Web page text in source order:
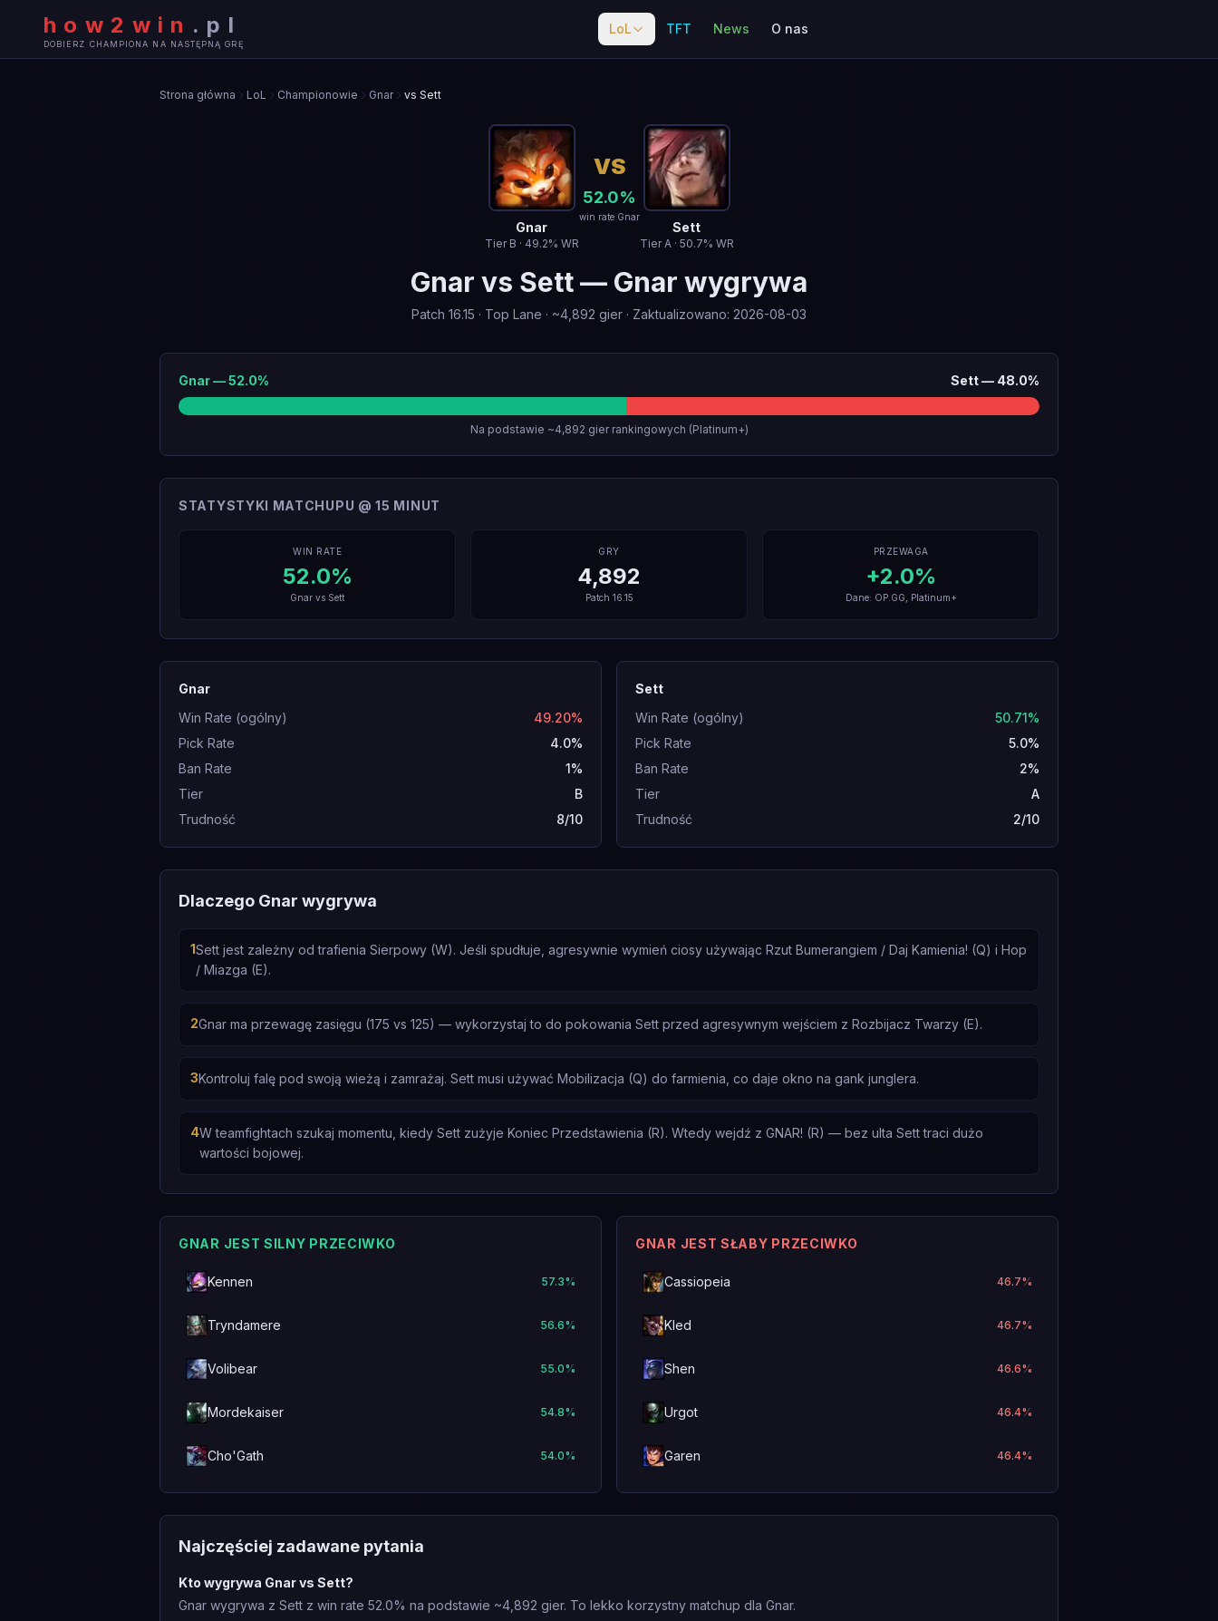
how2win . pl
DOBIERZ CHAMPIONA NA NASTĘPNĄ GRĘ
LoL TFT News O nas
Strona główna LoL Championowie Gnar vs Sett
Gnar
Tier B · 49.2% WR
VS
52.0%
win rate Gnar
Sett
TierA· 50.7% WR
Gnar vs Sett— Gnar wygrywa
Patch 16.15 · Top Lane · ~4,892 gier · Zaktualizowano: 2026-08-03
Gnar—52.0% Sett— 48.0%
Na podstawie ~4,892 gier rankingowych (Platinum+)
STATYSTYKI MATCHUPU @ 15 MINUT
WIN RATE
52.0%
Gnar vs Sett
GRY
4,892
Patch 16.15
PRZEWAGA
+2.0%
Dane: OP.GG, Platinum+
Gnar
Win Rate (ogólny)
49.20%
Pick Rate
4.0%
Ban Rate
1%
Tier
B
Trudność
8/10
Sett
Win Rate (ogólny)
50.71%
Pick Rate
5.0%
Ban Rate
2%
Tier
A
Trudność
2/10
Dlaczego Gnar wygrywa
1Sett jest zależny od trafienia Sierpowy (W). Jeśli spudłuje, agresywnie wymień ciosy używając Rzut Bumerangiem / Daj Kamienia! (Q) i Hop
/ Miazga (E).
2Gnar ma przewagę zasięgu (175 vs 125) — wykorzystaj to do pokowania Sett przed agresywnym wejściem z Rozbijacz Twarzy (E).
3Kontroluj falę pod swoją wieżą i zamrażaj. Sett musi używać Mobilizacja (Q) do farmienia, co daje okno na gank junglera.
4W teamfightach szukaj momentu, kiedy Sett zużyje Koniec Przedstawienia (R). Wtedy wejdź z GNAR! (R) — bez ulta Sett traci dużo
wartości bojowej.
GNAR JEST SILNY PRZECIWKO
Kennen 57.3%
Tryndamere 56.6%
Volibear 55.0%
Mordekaiser 54.8%
Cho'Gath 54.0%
GNAR JEST SŁABY PRZECIWKO
Cassiopeia 46.7%
Kled 46.7%
Shen 46.6%
Urgot 46.4%
Garen 46.4%
Najczęściej zadawane pytania
Kto wygrywa Gnar vs Sett?
Gnar wygrywa z Sett z win rate 52.0% na podstawie ~4,892 gier. To lekko korzystny matchup dla Gnar.